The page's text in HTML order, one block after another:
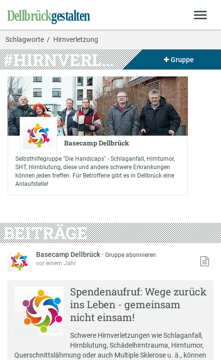
Schlagworte Hirnverletzung
#HIRNVERLETZUNG Gruppe
Basecamp Dellbrück
Selbsthilfegruppe "Die Handicaps" - Schlaganfall, Hirntumor,
SHT, Hirnblutung, diese und andere schwere Erkrankungen
können jeden treffen. Für Betroffene gibt es in Dellbrück eine
Anlaufstelle!
BEITRÄGE
Basecamp Dellbrück ·Gruppe abonnieren
vor einem Jahr
Spendenaufruf: Wege zurück
ins Leben - gemeinsam
nicht einsam!
Schwere Hirnverletzungen wie Schlaganfall,
Hirnblutung, Schädelhirntrauma, Hirntumor,
Querschnittslähmung oder auch Multiple Sklerose u. ä., können